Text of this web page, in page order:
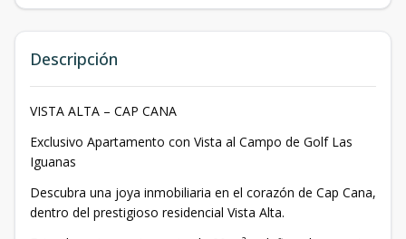
Descripción
VISTA ALTA – CAP CANA
Exclusivo Apartamento con Vista al Campo de Golf Las
Iguanas
Descubra una joya inmobiliaria en el corazón de Cap Cana,
dentro del prestigioso residencial Vista Alta.